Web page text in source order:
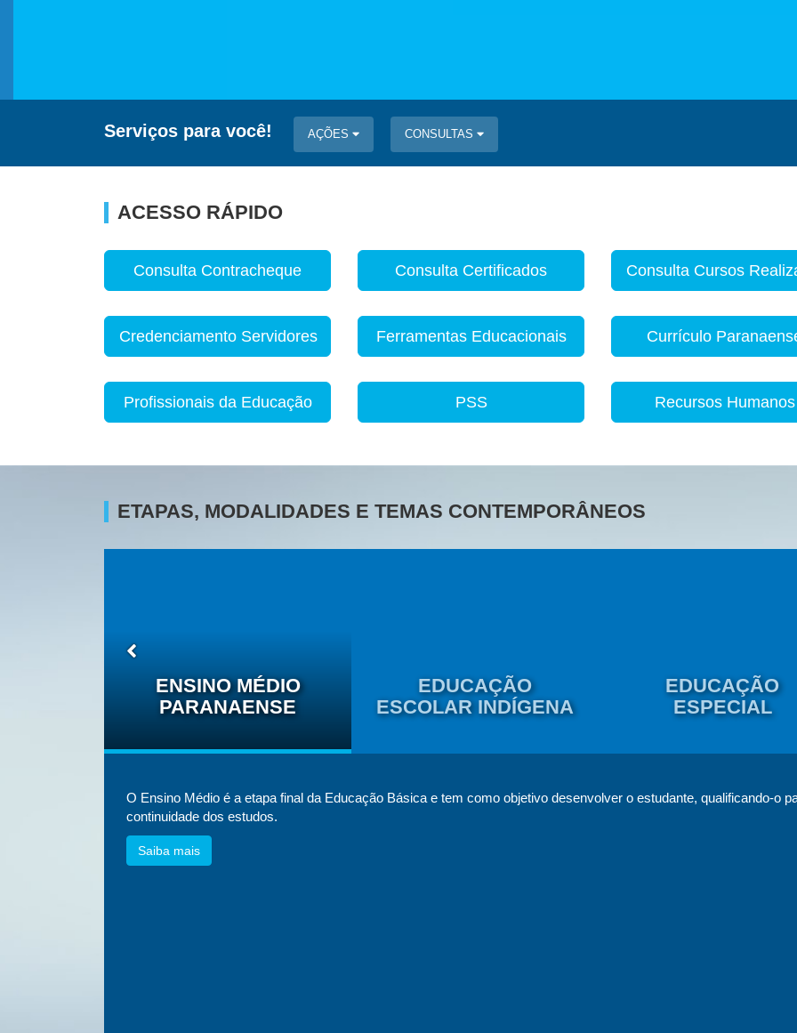
Serviços para você! AÇÕES CONSULTAS
ACESSO RÁPIDO
Consulta Contracheque Consulta Certificados Consulta Cursos
Credenciamento Servidores Ferramentas Educacionais Currículo
Profissionais da Educação PSS Recursos Humanos
ETAPAS, MODALIDADES E TEMAS CONTEMPORÂNEOS
ENSINO MÉDIO
PARANAENSE
EDUCAÇÃO
ESCOLAR INDÍGENA
EDUCAÇÃO
ESPECIAL
O Ensino Médio é a etapa final da Educação Básica e tem como objetivo desenvolver o estudante, qualificando-o
continuidade dos estudos.
Saiba mais